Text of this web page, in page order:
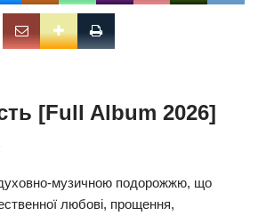
[Full Album 2026]
музичною подорожжю, що
любові, прощення,